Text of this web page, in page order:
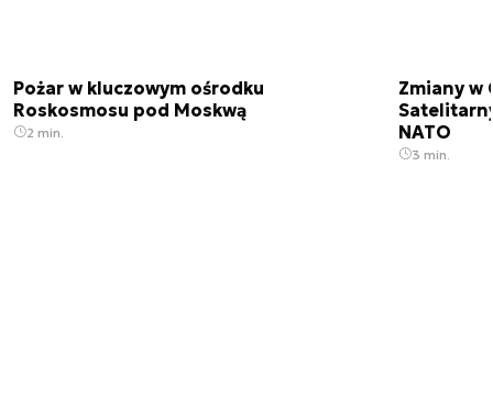
Pożar w kluczowym ośrodku
Roskosmosu pod Moskwą
2 min.
Zmiany w
NATO
3 min.